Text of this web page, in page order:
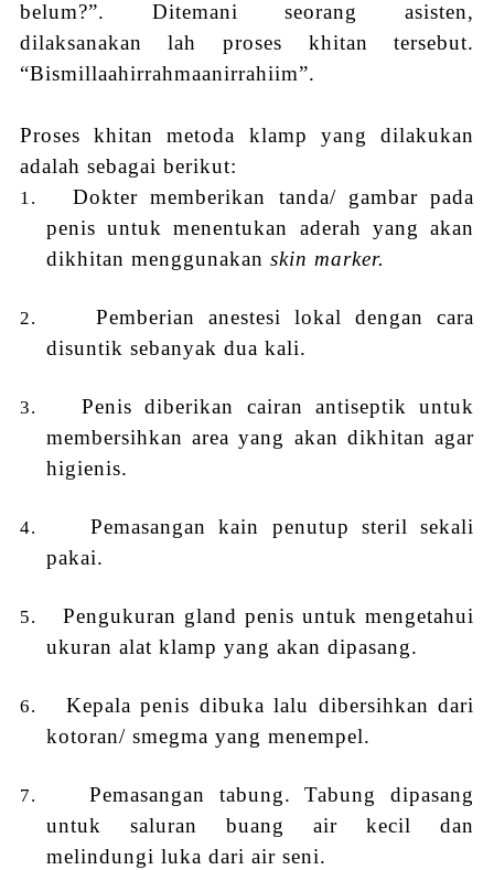
belum?”. Ditemani seorang asisten,
dilaksanakan lah proses khitan tersebut.
“Bismillaahirrahmaanirrahiim”.
Proses khitan metoda klamp yang dilakukan
adalah sebagai berikut:
1.
Dokter memberikan tanda/ gambar pada
penis untuk menentukan aderah yang akan
dikhitan menggunakan skin marker.
2.
Pemberian anestesi lokal dengan cara
disuntik sebanyak dua kali.
3.
Penis diberikan cairan antiseptik untuk
membersihkan area yang akan dikhitan agar
higienis.
4.
Pemasangan kain penutup steril sekali
pakai.
5.
Pengukuran gland penis untuk mengetahui
ukuran alat klamp yang akan dipasang.
6.
Kepala penis dibuka lalu dibersihkan dari
kotoran/ smegma yang menempel.
7.
Pemasangan tabung. Tabung dipasang
untuk saluran buang air kecil dan
melindungi luka dari air seni.